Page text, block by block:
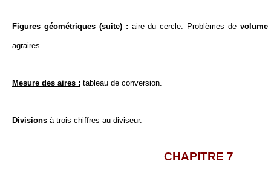
Figures géométriques (suite) : aire du cercle. Problèmes de volume
agraires.
Mesure des aires : tableau de conversion.
Divisions à trois chiffres au diviseur.
CHAPITRE 7